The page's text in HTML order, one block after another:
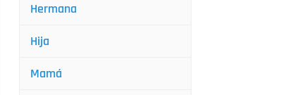
Hermana
Hija
Mamá